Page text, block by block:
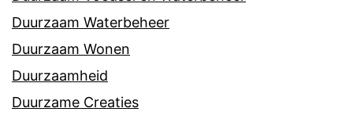
Duurzaam Waterbeheer
Duurzaam Wonen
Duurzaamheid
Duurzame Creaties